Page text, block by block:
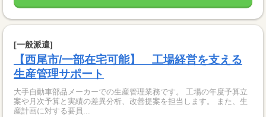
[一般派遣]
【西尾市/一部在宅可能】 工場経営を支える
生産管理サポート
大手自動車部品メーカーでの生産管理業務です。 工場の年度予算立
案や月次予算と実績の差異分析、改善提案を担当します。 また、生
産計画に対する要員...